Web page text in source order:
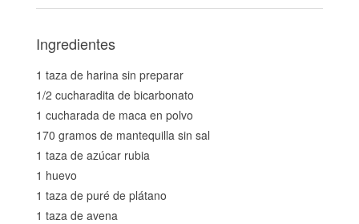
Ingredientes
1 taza de harina sin preparar
1/2 cucharadita de bicarbonato
1 cucharada de maca en polvo
170 gramos de mantequilla sin sal
1 taza de azúcar rubia
1 huevo
1 taza de puré de plátano
1 taza de avena